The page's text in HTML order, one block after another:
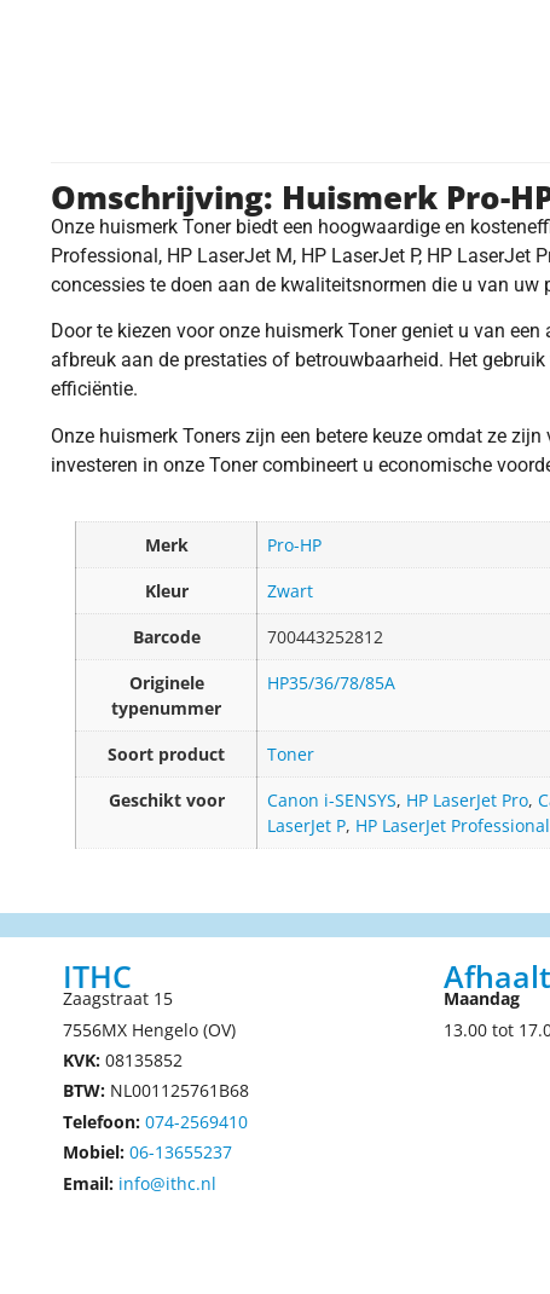
Omschrijving: Huismerk Pro-
Onze huismerk Toner biedt een hoogwaardige en
Professional, HP LaserJet M, HP LaserJet P, HP LaserJet
concessies te doen aan de kwaliteitsnormen die u van uw
Door te kiezen voor onze huismerk Toner geniet u van
afbreuk aan de prestaties of betrouwbaarheid. Het
efficiëntie.
Onze huismerk Toners zijn een betere keuze omdat ze
investeren in onze Toner combineert u economische
Merk
Pro-HP
Kleur
Zwart
Barcode
700443252812
Originele
typenummer
HP35/36/78/85A
Soort product
Toner
Geschikt voor
Canon i-SENSYS, HP LaserJet Pro,
LaserJet P, HP LaserJet Professional
ITHC
Zaagstraat 15
7556MX Hengelo (OV)
KVK: 08135852
BTW: NL001125761B68
Telefoon: 074-2569410
Mobiel: 06-13655237
Email: info@ithc.nl
Maandag
13.00 tot